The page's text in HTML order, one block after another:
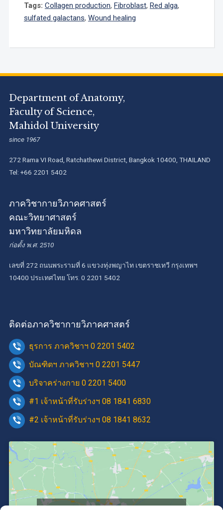
Tags: Collagen production, Fibroblast, Red alga,
sulfated galactans, Wound healing
Department of Anatomy,
Faculty of Science,
Mahidol University
since 1967
272 Rama VI Road, Ratchathewi District, Bangkok 10400, THAILAND
Tel: +66 2201 5402
ภาควิชากายวิภาคศาสตร์
คณะวิทยาศาสตร์
มหาวิทยาลัยมหิดล
ก่อตั้ง พ.ศ. 2510
เลขที่ 272 ถนนพระรามที่ 6 แขวงทุ่งพญาไท เขตราชเทวี กรุงเทพฯ
10400 ประเทศไทย โทร. 0 2201 5402
ติดต่อภาควิชากายวิภาคศาสตร์
ธุรการ ภาควิชาฯ 0 2201 5402
บัณฑิตฯ ภาควิชาฯ 0 2201 5447
บริจาคร่างกาย 0 2201 5400
#1 เจ้าหน้าที่รับร่างฯ 08 1841 6830
#2 เจ้าหน้าที่รับร่างฯ 08 1841 8632